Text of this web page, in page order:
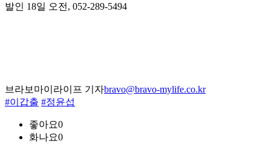
발인 18일 오전, 052-289-5494
브라보마이라이프 기자bravo@bravo-mylife.co.kr
#이갑출 #정윤섭
좋아요0
화나요0